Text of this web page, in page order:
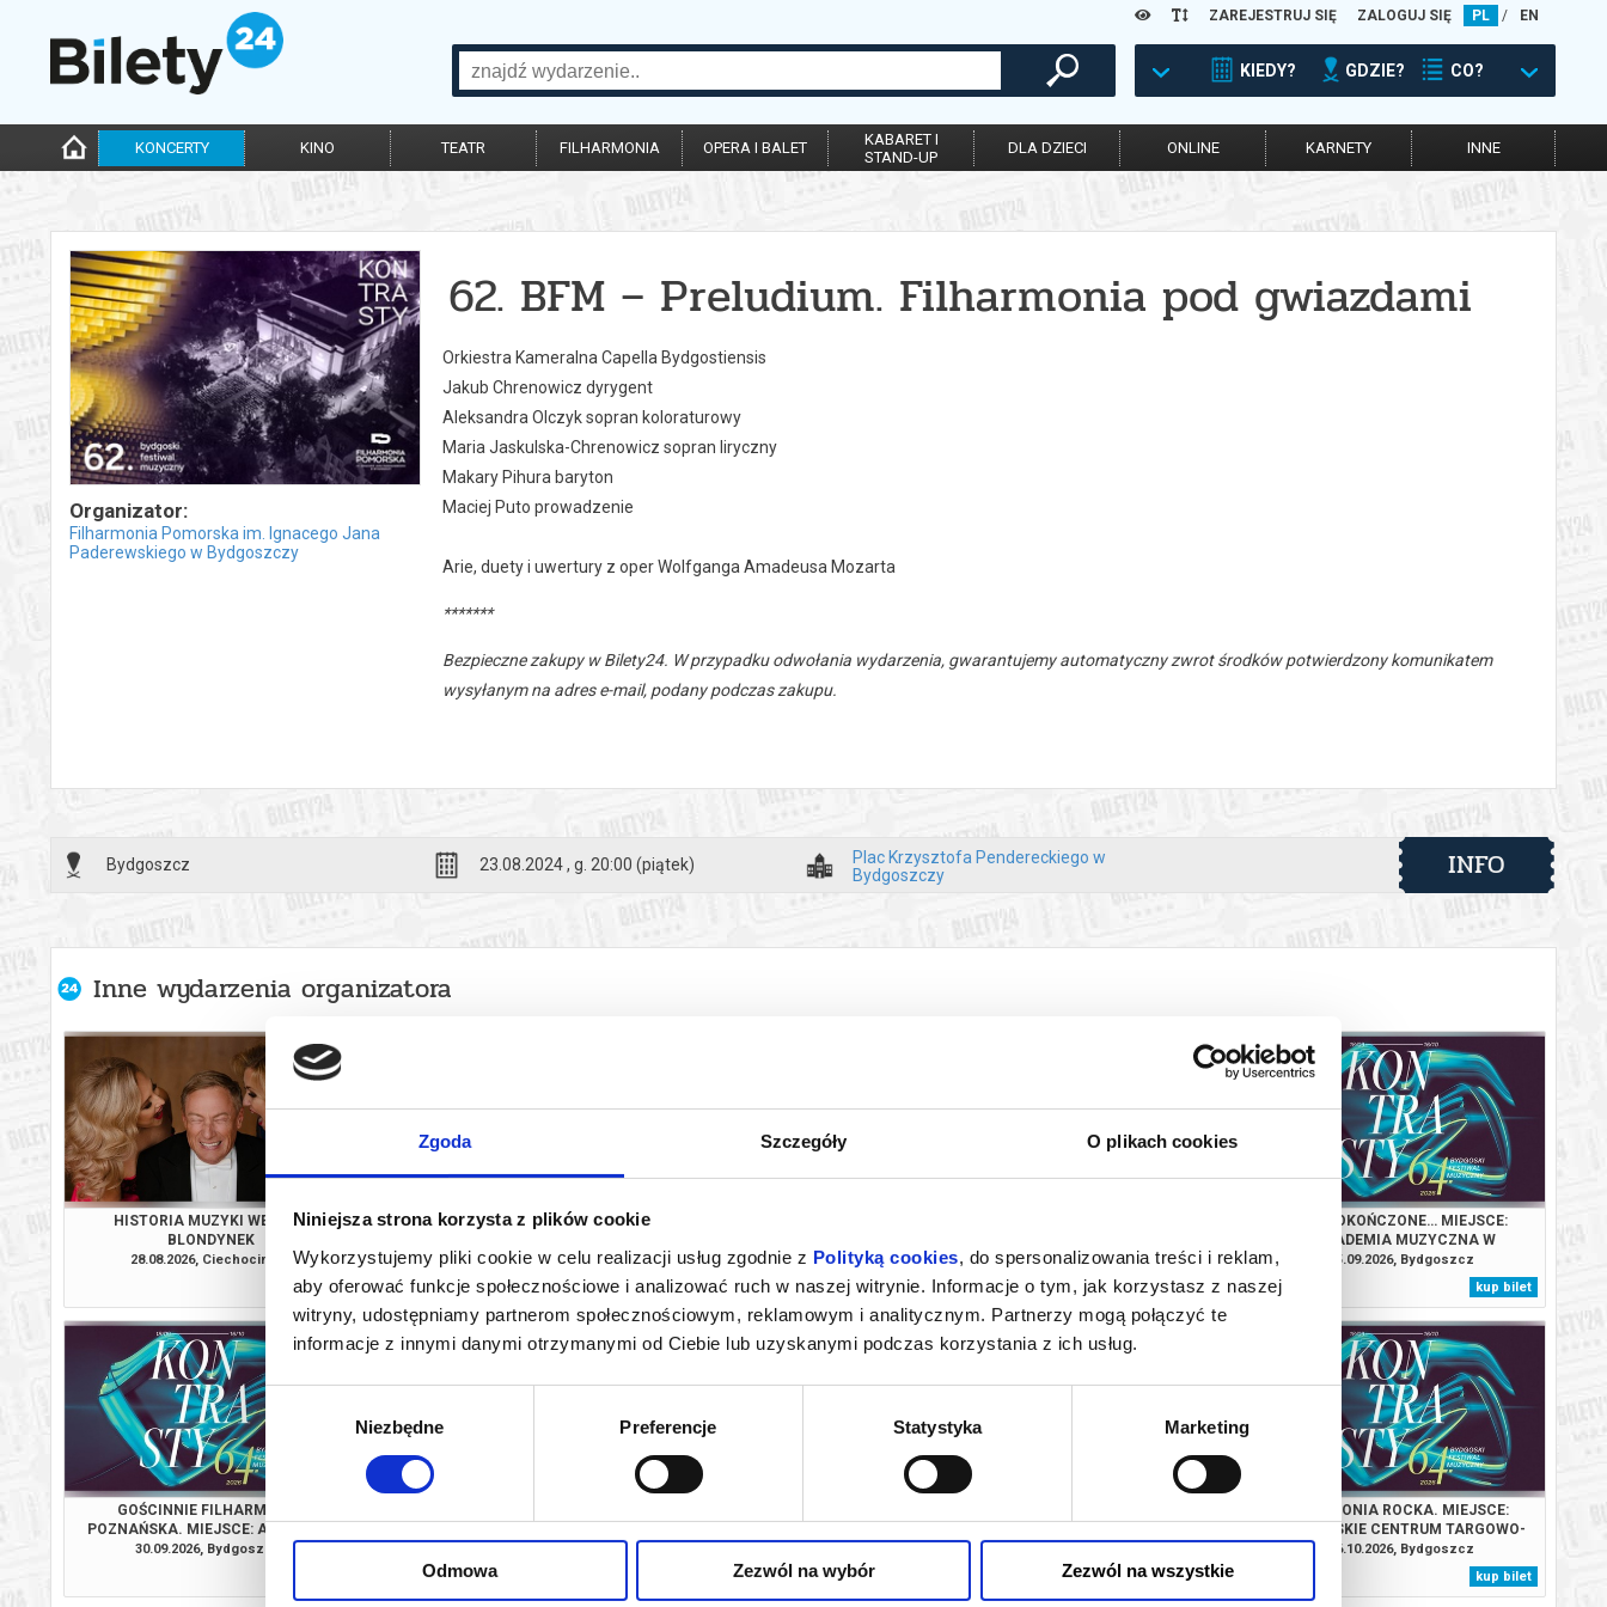
Zgoda Szczegóły O plikach cookies
Niniejsza strona korzysta z plików cookie
Wykorzystujemy pliki cookie w celu realizacji usług zgodnie z Polityką cookies, do spersonalizowania treści i reklam,
aby oferować funkcje społecznościowe i analizować ruch w naszej witrynie. Informacje o tym, jak korzystasz z naszej
witryny, udostępniamy partnerom społecznościowym, reklamowym i analitycznym. Partnerzy mogą połączyć te
informacje z innymi danymi otrzymanymi od Ciebie lub uzyskanymi podczas korzystania z ich usług.
Wybór
zgody
Niezbędne Preferencje Statystyka Marketing
Odmowa Zezwól na wybór Zezwól na wszystkie
ZAREJESTRUJ SIĘ ZALOGUJ SIĘ PL / EN
KIEDY? GDZIE? CO?
KONCERTY KINO TEATR FILHARMONIA OPERA I BALET
KABARET I
STAND-UP
DLA DZIECI ONLINE KARNETY INNE
Organizator:
Filharmonia Pomorska im. Ignacego Jana
Paderewskiego w Bydgoszczy
62. BFM – Preludium. Filharmonia pod gwiazdami
Orkiestra Kameralna Capella Bydgostiensis
Jakub Chrenowicz dyrygent
Aleksandra Olczyk sopran koloraturowy
Maria Jaskulska-Chrenowicz sopran liryczny
Makary Pihura baryton
Maciej Puto prowadzenie
Arie, duety i uwertury z oper Wolfganga Amadeusa Mozarta
*******
Bezpieczne zakupy w Bilety24. W przypadku odwołania wydarzenia, gwarantujemy automatyczny zwrot środków potwierdzony komunikatem
wysyłanym na adres e-mail, podany podczas zakupu.
Bydgoszcz 23.08.2024 , g. 20:00 (piątek)
Plac Krzysztofa Pendereckiego w
Bydgoszczy
INFO
Inne wydarzenia organizatora
HISTORIA MUZYKI WEDŁUG
BLONDYNEK
28.08.2026, Ciechocinek
kup bilet
ALEKSANDRA KURZAK.
CENTRUM TARGOWO-
WYSTAWIENNICZE
18.09.2026, Bydgoszcz
kup bilet
20.09.2026, Bydgoszcz
kup bilet
BYDGOSZCZY
23.09.2026, Bydgoszcz
kup bilet
NIEDOKOŃCZONE… MIEJSCE:
AKADEMIA MUZYCZNA W
BYDGOSZCZY
25.09.2026, Bydgoszcz
kup bilet
GOŚCINNIE FILHARMONIA
POZNAŃSKA. MIEJSCE: AKADEMIA
MUZYCZNA W BYDGOSZCZY
30.09.2026, Bydgoszcz
BYDGOSKA
kup bilet
SYMFONIA ROCKA. MIEJSCE:
BYDGOSKIE CENTRUM TARGOWO-
WYSTAWIENNICZE
16.10.2026, Bydgoszcz
kup bilet